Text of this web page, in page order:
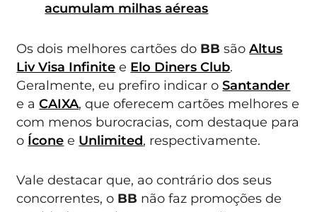
acumulam milhas aéreas
Os dois melhores cartões do BBsãoAltus
Liv Visa Infinite e Elo Diners Club.
Geralmente, eu prefiro indicar oSantander
e aCAIXA, que oferecem cartões melhores e
com menos burocracias, com destaque para
o Ícone e Unlimited, respectivamente.
Vale destacar que, ao contrário dos seus
concorrentes, o BB não faz promoções de